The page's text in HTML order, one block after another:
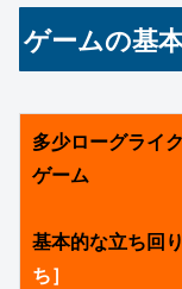
ゲームの基
多少ローグライ
ゲーム
基本的な立ち回
ち］